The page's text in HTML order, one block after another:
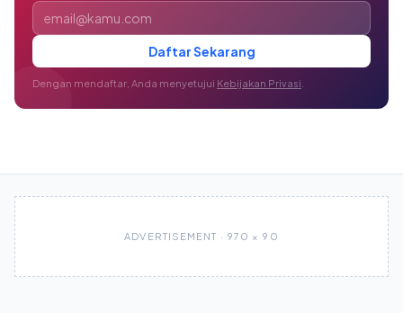
Alamat email
Daftar Sekarang
Dengan mendaftar, Anda menyetujui Kebijakan Privasi
ADVERTISEMENT · 970 × 90